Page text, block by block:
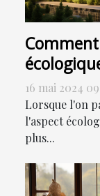
16 mai 2024
Lorsque l'on
l'aspect
plus...